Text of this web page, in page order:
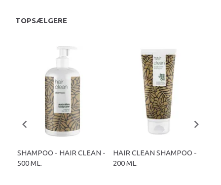
TOPSÆLGERE
SHAMPOO - HAIR CLEAN -
500 ML.
HAIR CLEAN SHAMPOO -
200 ML.